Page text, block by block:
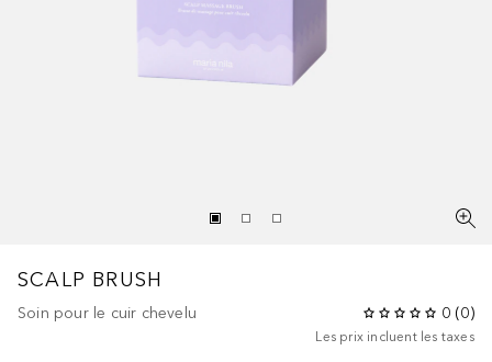
SCALP BRUSH
Soin pour le cuir chevelu 0 (0)
Les prix incluent les taxes